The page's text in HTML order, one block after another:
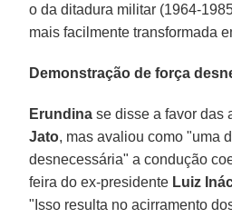
o da ditadura militar (1964-
mais facilmente transformada
Demonstração de força
Erundina se disse a favor das
Jato, mas avaliou como "uma
desnecessária" a condução
feira do ex-presidente Luiz
"Isso resulta no acirramento